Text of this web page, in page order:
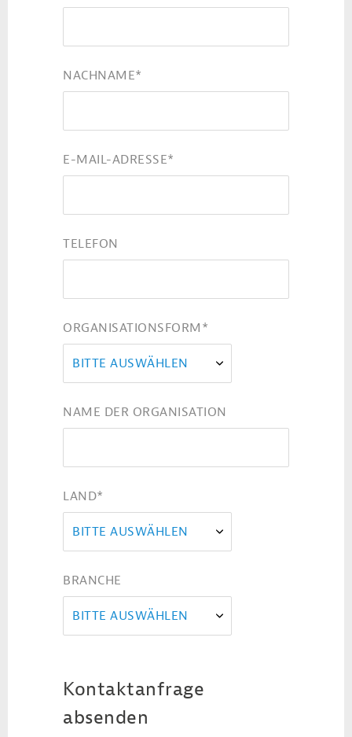
NACHNAME*
E-MAIL-ADRESSE*
TELEFON
ORGANISATIONSFORM *
BITTE AUSWÄHLEN
NAME DER ORGANISATION
LAND*
BITTE AUSWÄHLEN
BRANCHE
BITTE AUSWÄHLEN
Kontaktanfrage
absenden